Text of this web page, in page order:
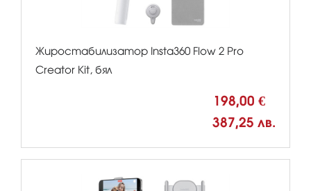
Жиростабилизатор Insta360 Flow 2 Pro
Creator Kit, бял
198,00 €
387,25 лв.